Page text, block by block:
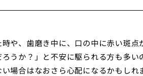
や、歯磨き中に、口の中に赤い斑点
ろうか？」と不安に駆られる方も多
場合はなおさら心配になるかもし